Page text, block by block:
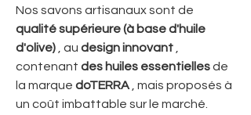
Nos savons artisanaux sont de
qualité supérieure (à base d'huile
d'olive) , au designinnovant
contenant des huiles essentiellesde
la marque doTERRA , mais proposés à
un coût imbattable sur le marché.